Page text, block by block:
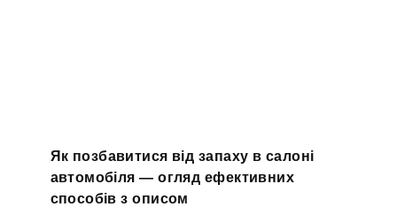
Як позбавитися від запаху в салоні
автомобіля — огляд ефективних
способів з описом